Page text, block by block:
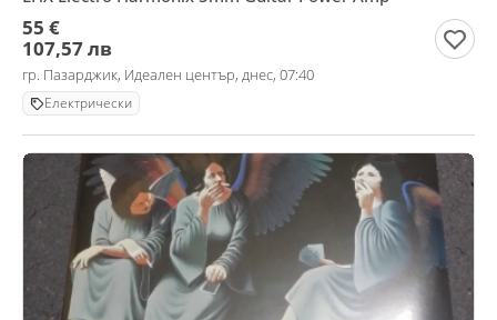
55 €
107,57 лв
гр. Пазарджик, Идеален център, днес, 07:40
Електрически